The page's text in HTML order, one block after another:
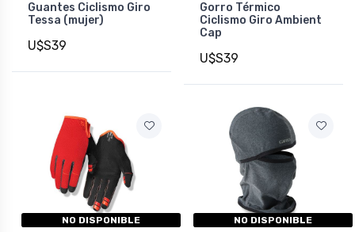
Guantes Ciclismo Giro
Tessa (mujer)
U$S39
Gorro Térmico
Ciclismo Giro Ambient
Cap
U$S39
NO DISPONIBLE
NO DISPONIBLE